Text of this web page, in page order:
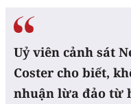
Uỷ viên cảnh sát
Coster cho biết,
nhuận lừa đảo từ